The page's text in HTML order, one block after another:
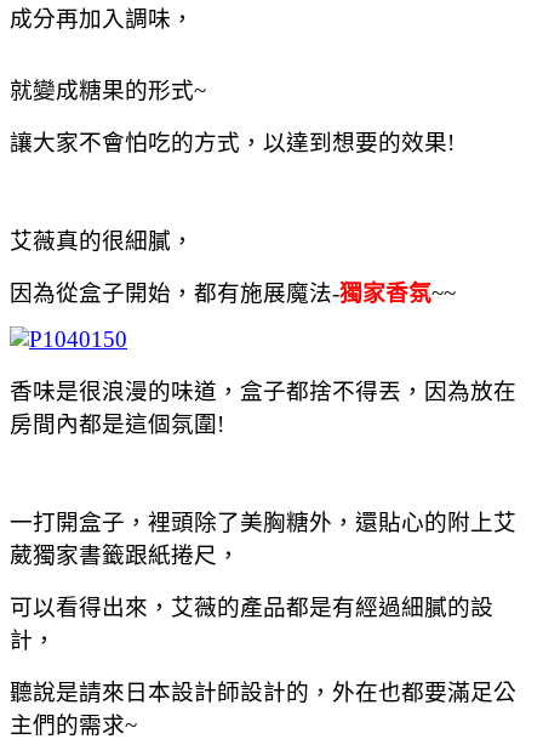
成分再加入調味，
就變成糖果的形式~
讓大家不會怕吃的方式，以達到想要的效果!
艾薇真的很細膩，
因為從盒子開始，都有施展魔法-獨家香氛~~
香味是很浪漫的味道，盒子都捨不得丟，因為放在
房間內都是這個氛圍!
一打開盒子，裡頭除了美胸糖外，還貼心的附上艾
葳獨家書籤跟紙捲尺，
可以看得出來，艾薇的產品都是有經過細膩的設
計，
聽說是請來日本設計師設計的，外在也都要滿足公
主們的需求~